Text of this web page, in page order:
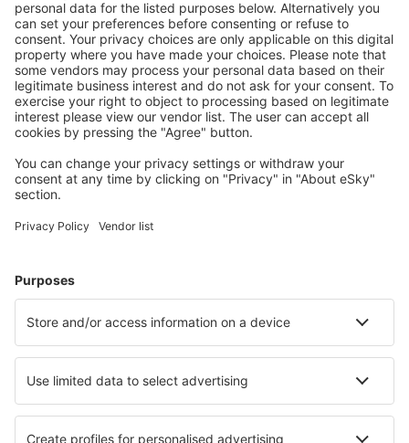
1 Consulta l'occasione
Andata
27 ago (gio) PSA - TIA 1 scalo
15:30 22:55 7h 25min dettagli
15:30 11:35 20h 5min
Ritorno
17:25 19:10 1h 45min
Prezzo totale dei biglietti (quote di servizio escluse:56EURper ogni
Condizioni di prenotazione
Prezzo per persona, andata e ritorno: